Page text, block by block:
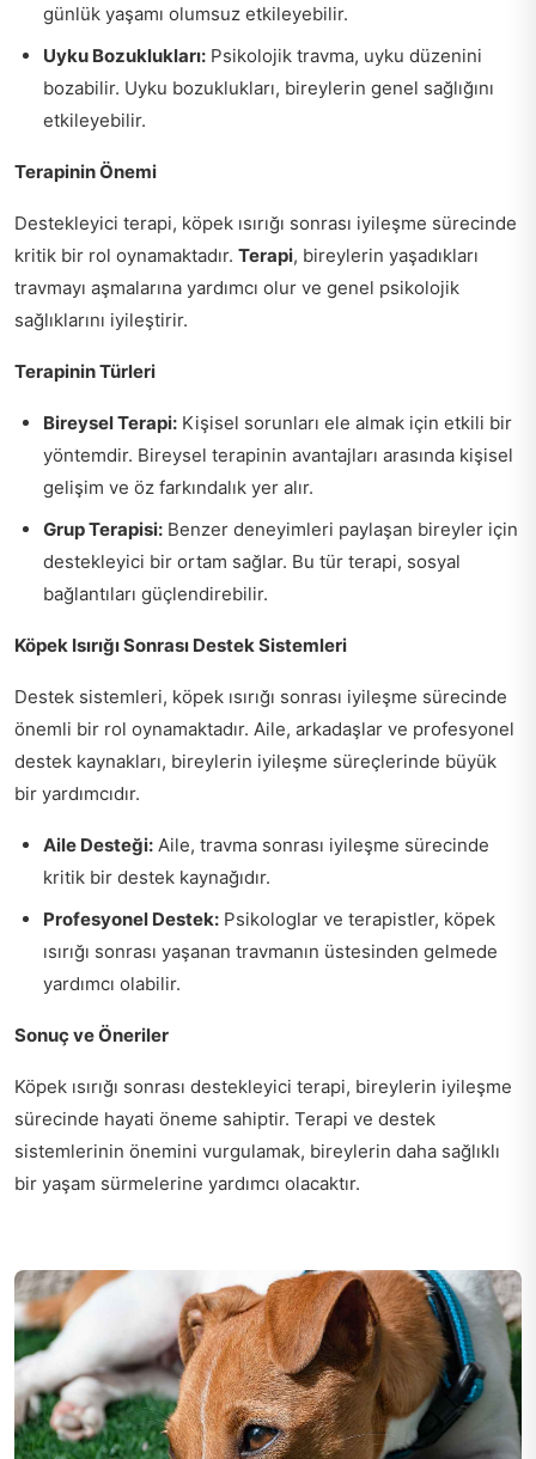
günlük yaşamı olumsuz etkileyebilir.
Uyku Bozuklukları: Psikolojik travma, uyku düzenini
bozabilir. Uyku bozuklukları, bireylerin genel sağlığını
etkileyebilir.
Terapinin Önemi
Destekleyici terapi, köpek ısırığı sonrası iyileşme sürecinde
kritik bir rol oynamaktadır. Terapi, bireylerin yaşadıkları
travmayı aşmalarına yardımcı olur ve genel psikolojik
sağlıklarını iyileştirir.
Terapinin Türleri
Bireysel Terapi: Kişisel sorunları ele almak için etkili bir
yöntemdir. Bireysel terapinin avantajları arasında kişisel
gelişim ve öz farkındalık yer alır.
Grup Terapisi: Benzer deneyimleri paylaşan bireyler için
destekleyici bir ortam sağlar. Bu tür terapi, sosyal
bağlantıları güçlendirebilir.
Köpek Isırığı Sonrası Destek Sistemleri
Destek sistemleri, köpek ısırığı sonrası iyileşme sürecinde
önemli bir rol oynamaktadır. Aile, arkadaşlar ve profesyonel
destek kaynakları, bireylerin iyileşme süreçlerinde büyük
bir yardımcıdır.
Aile Desteği: Aile, travma sonrası iyileşme sürecinde
kritik bir destek kaynağıdır.
Profesyonel Destek: Psikologlar ve terapistler, köpek
ısırığı sonrası yaşanan travmanın üstesinden gelmede
yardımcı olabilir.
Sonuç ve Öneriler
Köpek ısırığı sonrası destekleyici terapi, bireylerin iyileşme
sürecinde hayati öneme sahiptir. Terapi ve destek
sistemlerinin önemini vurgulamak, bireylerin daha sağlıklı
bir yaşam sürmelerine yardımcı olacaktır.